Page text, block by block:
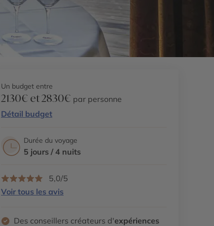
Un budget entre
2130€ et 2830€ par personne
Détail budget
Durée du voyage
5 jours / 4 nuits
5,0/5
Voir tous les avis
Des conseillers créateurs d'expériences